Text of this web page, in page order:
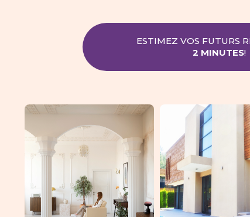
ESTIMEZ VOS FUTURS
2 MINUTES!